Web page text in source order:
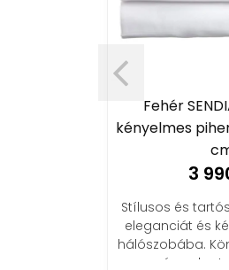
Fehér
kényelmes
3
Stílusos és
eleganciát és
hálószobába.
és puha